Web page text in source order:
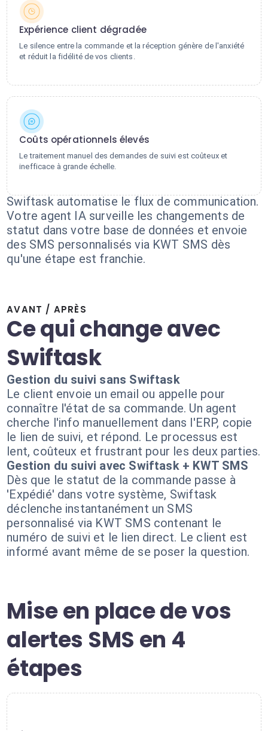
Expérience client dégradée
Le silence entre la commande et la réception génère de l'anxiété
et réduit la fidélité de vos clients.
Coûts opérationnels élevés
Le traitement manuel des demandes de suivi est coûteux et
inefficace à grande échelle.
Swiftask automatise le flux de communication.
Votre agent IA surveille les changements de
statut dans votre base de données et envoie
des SMS personnalisés via KWT SMS dès
qu'une étape est franchie.
AVANT / APRÈS
Ce qui change avec
Swiftask
Gestion du suivi sans Swiftask
Le client envoie un email ou appelle pour
connaître l'état de sa commande. Un agent
cherche l'info manuellement dans l'ERP, copie
le lien de suivi, et répond. Le processus est
lent, coûteux et frustrant pour les deux parties.
Gestion du suivi avec Swiftask + KWT SMS
Dès que le statut de la commande passe à
'Expédié' dans votre système, Swiftask
déclenche instantanément un SMS
personnalisé via KWT SMS contenant le
numéro de suivi et le lien direct. Le client est
informé avant même de se poser la question.
Mise en place de vos
alertes SMS en 4
étapes